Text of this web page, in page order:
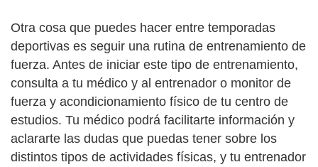
Otra cosa que puedes hacer entre temporadas
deportivas es seguir una rutina de entrenamiento de
fuerza. Antes de iniciar este tipo de entrenamiento,
consulta a tu médico y al entrenador o monitor de
fuerza y acondicionamiento físico de tu centro de
estudios. Tu médico podrá facilitarte información y
aclararte las dudas que puedas tener sobre los
distintos tipos de actividades físicas, y tu entrenador